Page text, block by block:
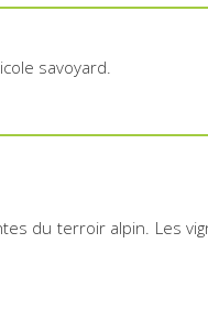
savoyard.
du terroir alpin. Les